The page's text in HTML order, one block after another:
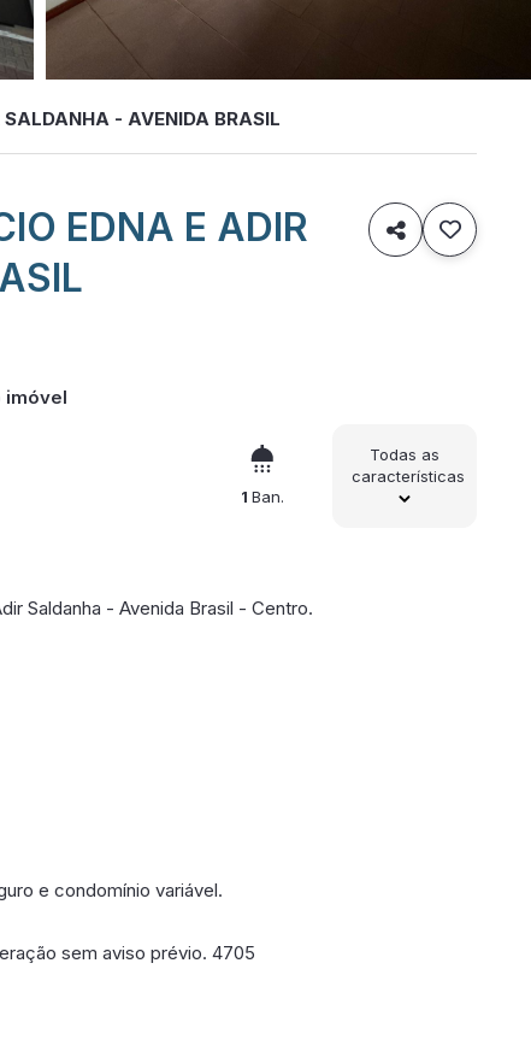
- AVENIDA BRASIL
EDNA E ADIR

imóvel
1 Ban.
Todas as
características
Saldanha - Avenida Brasil - Centro.
e condomínio variável.
sem aviso prévio. 4705
em breve.